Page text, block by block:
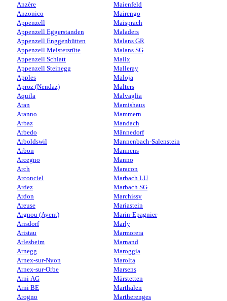
Anzère
Anzonico
Appenzell
Appenzell Eggerstanden
Appenzell Enggenhütten
Appenzell Meistersrüte
Appenzell Schlatt
Appenzell Steinegg
Apples
Aproz (Nendaz)
Aquila
Aran
Aranno
Arbaz
Arbedo
Arboldswil
Arbon
Arcegno
Arch
Arconciel
Ardez
Ardon
Areuse
Argnou (Ayent)
Arisdorf
Aristau
Arlesheim
Arnegg
Arnex-sur-Nyon
Arnex-sur-Orbe
Arni AG
Arni BE
Arogno
Maienfeld
Mairengo
Maisprach
Maladers
Malans GR
Malans SG
Malix
Malleray
Maloja
Malters
Malvaglia
Mamishaus
Mammern
Mandach
Männedorf
Mannenbach-Salenstein
Mannens
Manno
Maracon
Marbach LU
Marbach SG
Marchissy
Mariastein
Marin-Epagnier
Marly
Marmorera
Marnand
Maroggia
Marolta
Marsens
Märstetten
Marthalen
Martherenges